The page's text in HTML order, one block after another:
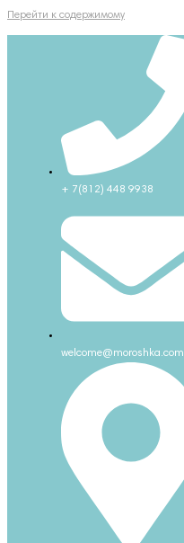
Перейти к содержимому
+ 7(812) 448 9938
welcome@moroshka.com